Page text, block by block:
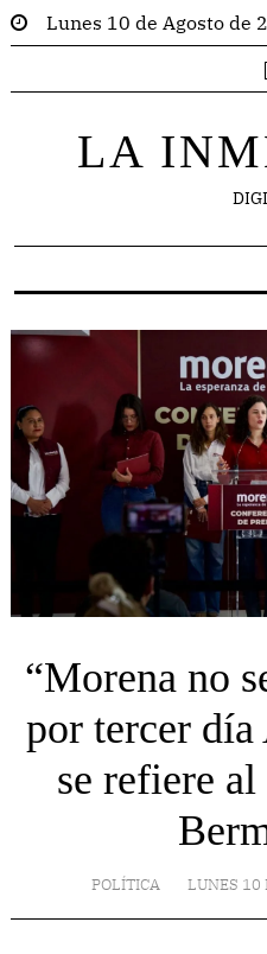
Lunes 10 de Agosto de
LA
“Morena no
por tercer
se refiere
POLÍTICA LUNES 10